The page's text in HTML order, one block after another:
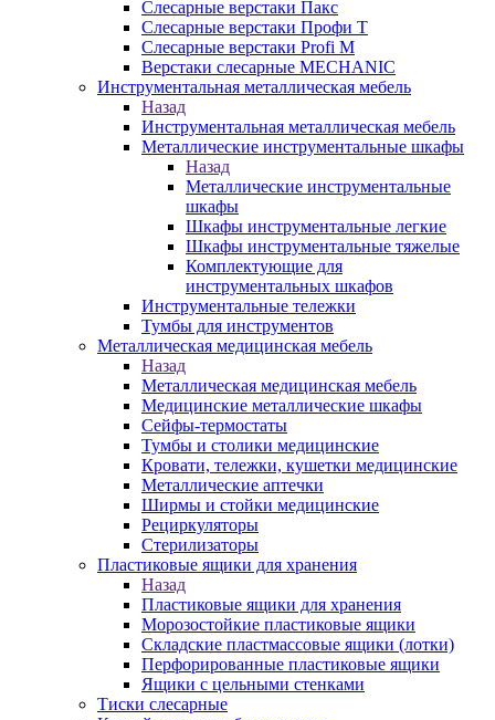
Слесарные верстаки Пакс
Слесарные верстаки Профи Т
Слесарные верстаки Profi M
Верстаки слесарные MECHANIC
Инструментальная металлическая мебель
Назад
Инструментальная металлическая мебель
Металлические инструментальные шкафы
Назад
Металлические инструментальные
шкафы
Шкафы инструментальные легкие
Шкафы инструментальные тяжелые
Комплектующие для
инструментальных шкафов
Инструментальные тележки
Тумбы для инструментов
Металлическая медицинская мебель
Назад
Металлическая медицинская мебель
Медицинские металлические шкафы
Сейфы-термостаты
Тумбы и столики медицинские
Кровати, тележки, кушетки медицинские
Металлические аптечки
Ширмы и стойки медицинские
Рециркуляторы
Стерилизаторы
Пластиковые ящики для хранения
Назад
Пластиковые ящики для хранения
Морозостойкие пластиковые ящики
Складские пластмассовые ящики (лотки)
Перфорированные пластиковые ящики
Ящики с цельными стенками
Тиски слесарные